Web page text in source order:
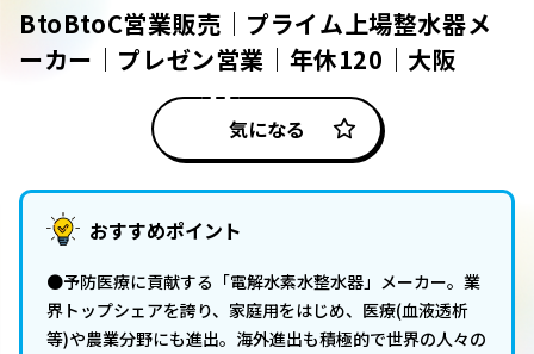
BtoBtoC営業販売｜プライム上場整水器メ
ーカー｜プレゼン営業｜年休120｜大阪
気になる
おすすめポイント
●予防医療に貢献する「電解水素水整水器」メーカー。業
界トップシェアを誇り、家庭用をはじめ、医療(血液透析
等)や農業分野にも進出。海外進出も積極的で世界の人々の